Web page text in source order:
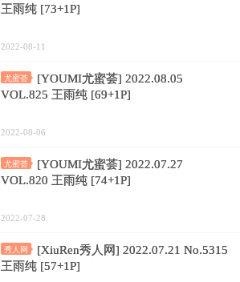
王雨纯 [73+1P]
2022-08-11
尤蜜荟
[YOUMI尤蜜荟] 2022.08.05
VOL.825 王雨纯 [69+1P]
2022-08-06
尤蜜荟
[YOUMI尤蜜荟] 2022.07.27
VOL.820 王雨纯 [74+1P]
2022-07-28
秀人网
[XiuRen秀人网] 2022.07.21 No.5315
王雨纯 [57+1P]